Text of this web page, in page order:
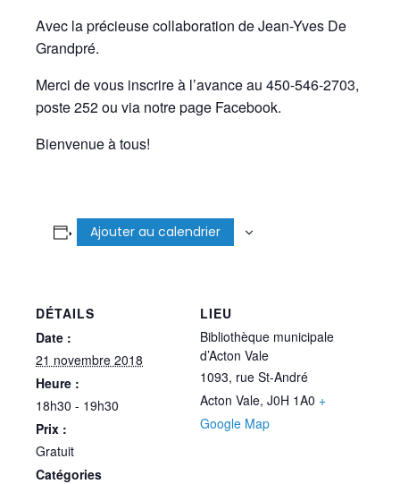
Avec la précieuse collaboration de Jean-Yves De
Grandpré.
Merci de vous inscrire à l’avance au 450-546-2703,
poste 252 ou via notre page Facebook.
Bienvenue à tous!
Ajouter au calendrier
DÉTAILS
Date :
21 novembre 2018
Heure :
18h30 - 19h30
Prix :
Gratuit
Catégories
LIEU
Bibliothèque municipale
d’Acton Vale
1093, rue St-André
Acton Vale, J0H 1A0 +
Google Map